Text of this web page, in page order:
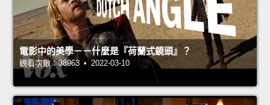
電影中的美學－－什麼是『荷蘭式鏡頭』？
觀看次數：38963 • 2022-03-10